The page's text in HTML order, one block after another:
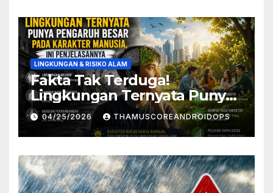
LINGKUNGAN & RISIKO ALAM
Fakta Tak Terduga!
Lingkungan Ternyata Punya
Pengaruh Besar Pada
Karakter Manusia, Ini
Penjelasannya
04/25/2026 THAMUSCOREANDROIDOPS